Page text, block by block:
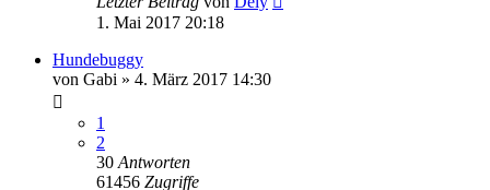
1. Mai 2017 20:18
Hundebuggy
von Gabi » 4. März 2017 14:30
1
2
30 Antworten
61456 Zugriffe